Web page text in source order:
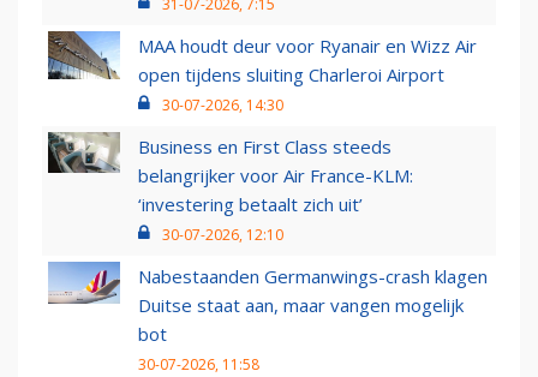
31-07-2026, 7:15
MAA houdt deur voor Ryanair en Wizz Air
open tijdens sluiting Charleroi Airport
30-07-2026, 14:30
Business en First Class steeds
belangrijker voor Air France-KLM:
‘investering betaalt zich uit’
30-07-2026, 12:10
Nabestaanden Germanwings-crash klagen
Duitse staat aan, maar vangen mogelijk
bot
30-07-2026, 11:58